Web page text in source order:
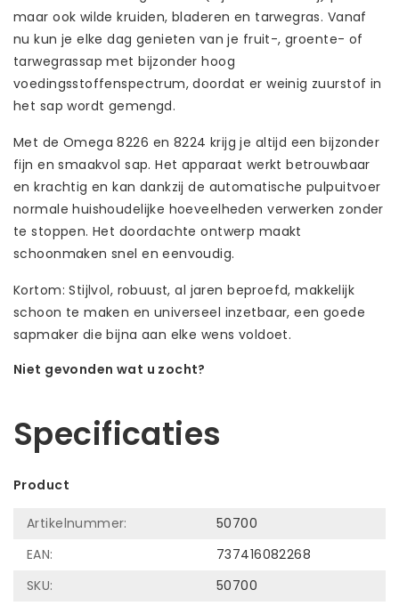
maar ook wilde kruiden, bladeren en tarwegras. Vanaf
nu kun je elke dag genieten van je fruit-, groente- of
tarwegrassap met bijzonder hoog
voedingsstoffenspectrum, doordat er weinig zuurstof in
het sap wordt gemengd.
Met de Omega 8226 en 8224 krijg je altijd een bijzonder
fijn en smaakvol sap. Het apparaat werkt betrouwbaar
en krachtig en kan dankzij de automatische pulpuitvoer
normale huishoudelijke hoeveelheden verwerken zonder
te stoppen. Het doordachte ontwerp maakt
schoonmaken snel en eenvoudig.
Kortom: Stijlvol, robuust, al jaren beproefd, makkelijk
schoon te maken en universeel inzetbaar, een goede
sapmaker die bijna aan elke wens voldoet.
Niet gevonden wat u zocht?
Specificaties
Product
Artikelnummer:
50700
EAN:
737416082268
SKU:
50700